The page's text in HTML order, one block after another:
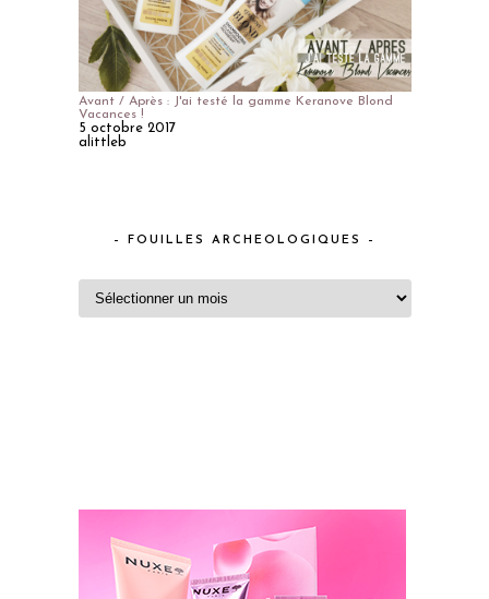
Avant / Après : J'ai testé la gamme Keranove Blond
Vacances !
5 octobre 2017
alittleb
– FOUILLES ARCHEOLOGIQUES –